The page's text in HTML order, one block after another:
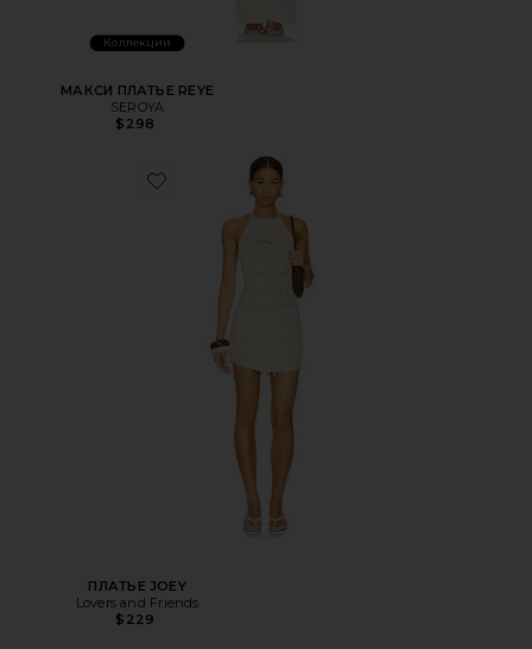
Коллекции
МАКСИ ПЛАТЬЕ REYE
SEROYA
$298
ПЛАТЬЕ JOEY
Lovers and Friends
$229